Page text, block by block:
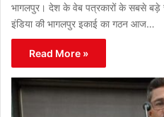
भागलपुर। देश के वेब पत्रकारों के सबसे
इंडिया की भागलपुर इकाई का गठन आज…
Read More »